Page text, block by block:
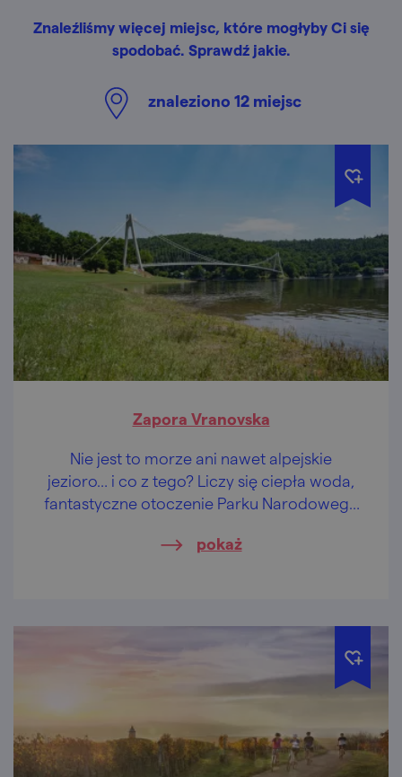
Znaleźliśmy więcej miejsc, które mogłyby Ci się
spodobać. Sprawdź jakie.
znaleziono 12 miejsc
Zapora Vranovska
Nie jest to morze ani nawet alpejskie
jezioro… i co z tego? Liczy się ciepła woda,
fantastyczne otoczenie Parku Narodowego
wzroku.
pokaż